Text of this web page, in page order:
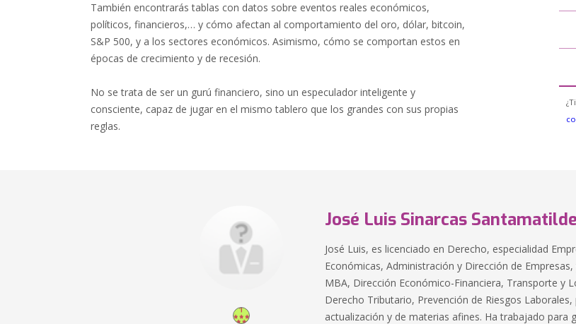
También encontrarás tablas con datos sobre eventos reales económicos,
políticos, financieros,… y cómo afectan al comportamiento del oro, dólar, bitcoin,
S&P 500, y a los sectores económicos. Asimismo, cómo se comportan estos en
épocas de crecimiento y de recesión.
No se trata de ser un gurú financiero, sino un especulador inteligente y
consciente, capaz de jugar en el mismo tablero que los grandes con sus propias
reglas.
José Luis Sinarcas Santamatilde
José Luis, es licenciado en Derecho, especialidad
Económicas, Administración y Dirección de
MBA, Dirección Económico-Financiera, Transporte y
Derecho Tributario, Prevención de Riesgos
actualización y de materias afines. Ha trabajado para